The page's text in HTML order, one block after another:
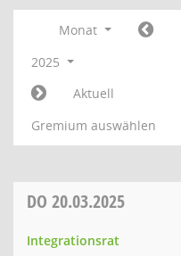
Monat
2025
Aktuell
Gremium auswählen
DO 20.03.2025
Integrationsrat